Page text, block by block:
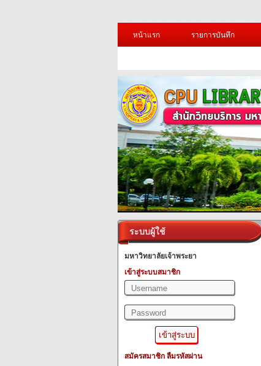
หน้าแรก
รายการบันทึก
ระบบผู้ใช้
มหาวิทยาลัยเจ้าพระยา
เข้าสู่ระบบสมาชิก
สมัครสมาชิก ลืมรหัสผ่าน